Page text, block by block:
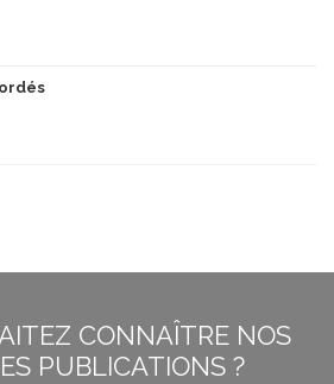
CONNAÎTRE NOS
PUBLICATIONS ?